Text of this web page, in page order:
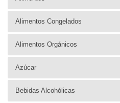
Alimentos Congelados
Alimentos Orgánicos
Azúcar
Bebidas Alcohólicas